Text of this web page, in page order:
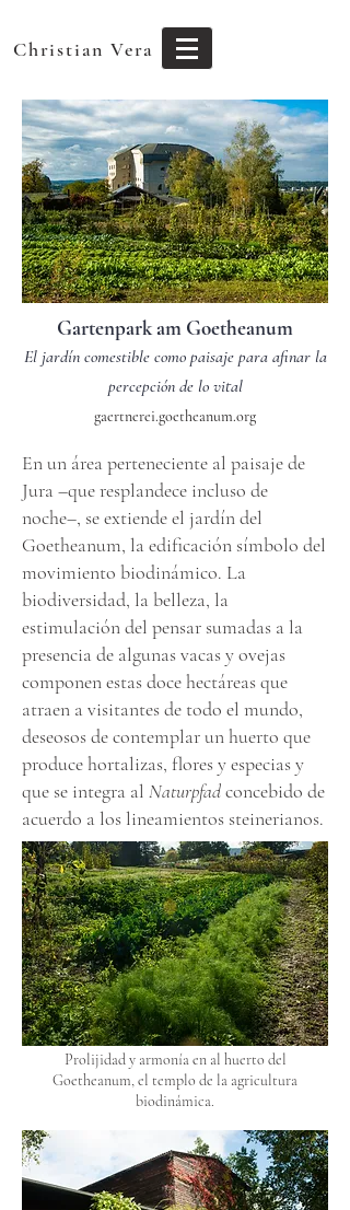
Christian Vera
Gartenpark am Goetheanum
El jardín comestible como paisaje para afinar la
percepción de lo vital
gaertnerei.goetheanum.org
En un área perteneciente al paisaje de
Jura –que resplandece incluso de
noche–, se extiende el jardín del
Goetheanum, la edificación símbolo del
movimiento biodinámico. La
biodiversidad, la belleza, la
estimulación del pensar sumadas a la
presencia de algunas vacas y ovejas
componen estas doce hectáreas que
atraen a visitantes de todo el mundo,
deseosos de contemplar un huerto que
produce hortalizas, flores y especias y
que se integra al Naturpfadconcebido de
acuerdo a los lineamientos steinerianos.
Prolijidad y armonía en al huerto del
Goetheanum, el templo de la agricultura
biodinámica.